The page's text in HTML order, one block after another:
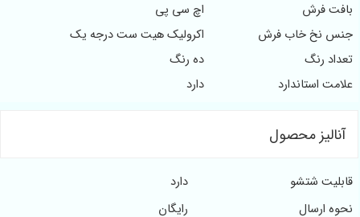
بافت فرش
اچ سی پی
جنس نخ خاب فرش
اکرولیک هیت ست درجه یک
تعداد رنگ
ده رنگ
علامت استاندارد
دارد
آنالیز محصول
قابلیت شتشو
دارد
نحوه ارسال
رایگان